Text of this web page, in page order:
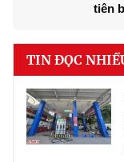
tiên
TIN ĐỌC